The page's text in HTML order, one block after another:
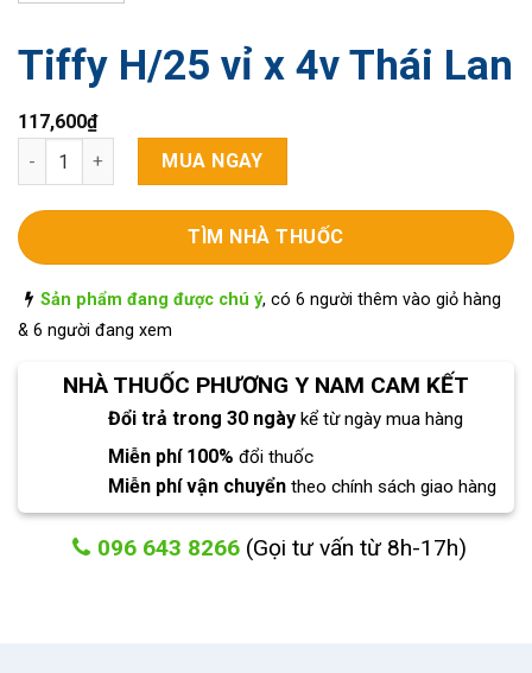
Tiffy H/25 vỉ x 4v Thái Lan
117,600₫
Tiffy H/25 vỉ x 4v Thái Lan số lượng
MUA NGAY
TÌM NHÀ THUỐC
Sản phẩm đang được chú ý, có 6 người thêm vào giỏ hàng
& 6 người đang xem
NHÀ THUỐC PHƯƠNG Y NAM CAM KẾT
Đổi trả trong 30 ngày kể từ ngày mua hàng
Miễn phí 100% đổi thuốc
Miễn phí vận chuyển theo chính sách giao hàng
096 643 8266 (Gọi tư vấn từ 8h-17h)